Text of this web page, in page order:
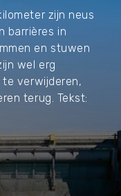
zijn neus
barrières in
en stuwen
wel erg
te verwijderen,
terug. Tekst: